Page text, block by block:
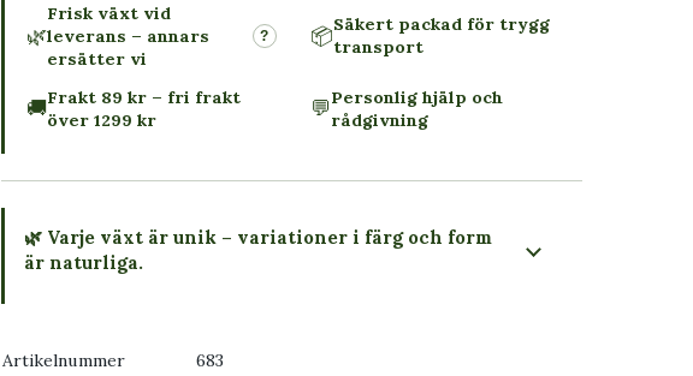
🌿
Frisk växt vid
leverans – annars
ersätter vi
? 📦Säkert packad för trygg
transport
🚚Frakt 89 kr – fri frakt
över 1299 kr
💬Personlig hjälp och
rådgivning
🌿 Varje växt är unik – variationer i färg och form
är naturliga.
Artikelnummer 683